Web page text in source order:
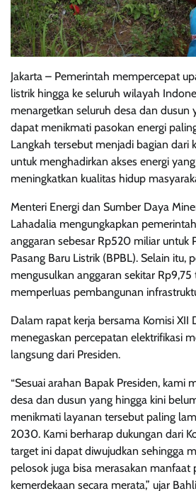
Jakarta – Pemerintah mempercepat
listrik hingga ke seluruh wilayah
menargetkan seluruh desa dan dusun
dapat menikmati pasokan energi
Langkah tersebut menjadi bagian
untuk menghadirkan akses energi
meningkatkan kualitas hidup
Menteri Energi dan Sumber Daya
Lahadalia mengungkapkan
anggaran sebesar Rp520 miliar untuk
Pasang Baru Listrik (BPBL). Selain itu,
mengusulkan anggaran sekitar Rp9,75
memperluas pembangunan
Dalam rapat kerja bersama Komisi XII
menegaskan percepatan elektrifikasi
langsung dari Presiden.
“Sesuai arahan Bapak Presiden, kami
desa dan dusun yang hingga kini
menikmati layanan tersebut paling
2030. Kami berharap dukungan dari
target ini dapat diwujudkan sehingga
pelosok juga bisa merasakan manfaat
kemerdekaan secara merata,” ujar